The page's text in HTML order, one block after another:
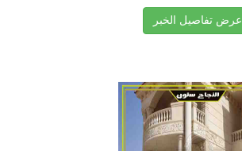
عرض تفاصيل الخبر